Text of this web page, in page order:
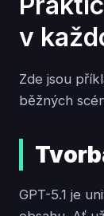
v
Zde jsou
běžných
GPT-5.1 je